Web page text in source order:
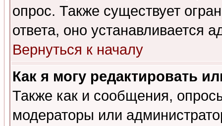
опрос. Также существует
ответа, оно устанавливается
Вернуться к началу
Как я могу редактировать
Также как и сообщения,
модераторы или